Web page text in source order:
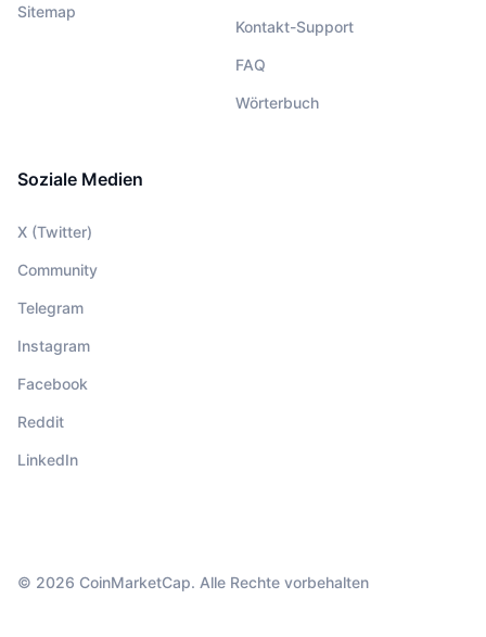
Sitemap
Kontakt-Support
FAQ
Wörterbuch
Soziale Medien
X (Twitter)
Community
Telegram
Instagram
Facebook
Reddit
LinkedIn
© 2026 CoinMarketCap. Alle Rechte vorbehalten